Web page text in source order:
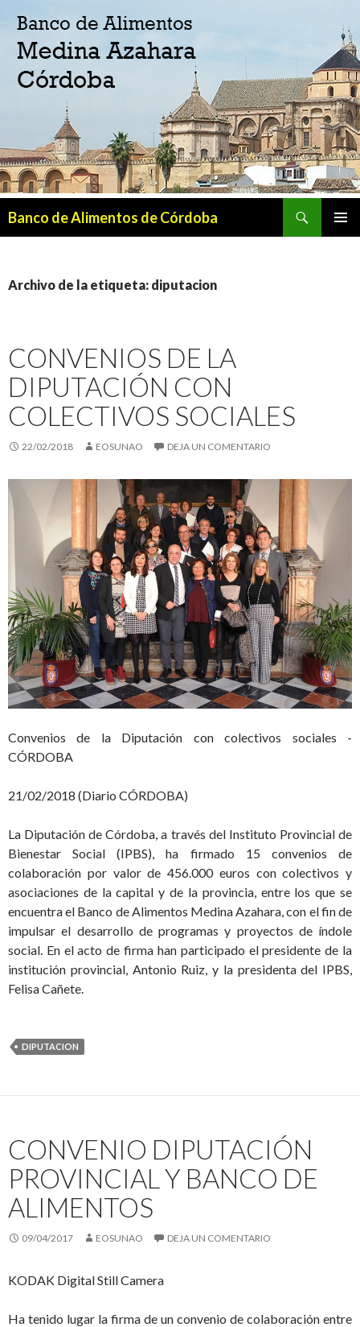
Banco de Alimentos de Córdoba
Archivo de la etiqueta: diputacion
CONVENIOS DE LA
DIPUTACIÓN CON
COLECTIVOS SOCIALES
22/02/2018 EOSUNAO DEJA UN COMENTARIO
Convenios de la Diputación con colectivos sociales -
CÓRDOBA
21/02/2018 (Diario CÓRDOBA)
La Diputación de Córdoba, a través del Instituto Provincial de
Bienestar Social (IPBS), ha firmado 15 convenios de
colaboración por valor de 456.000 euros con colectivos y
asociaciones de la capital y de la provincia, entre los que se
encuentra el Banco de Alimentos Medina Azahara, con el fin de
impulsar el desarrollo de programas y proyectos de índole
social. En el acto de firma han participado el presidente de la
institución provincial, Antonio Ruiz, y la presidenta del IPBS,
Felisa Cañete.
DIPUTACION
CONVENIO DIPUTACIÓN
PROVINCIAL Y BANCO DE
ALIMENTOS
09/04/2017 EOSUNAO DEJA UN COMENTARIO
KODAK Digital Still Camera
Ha tenido lugar la firma de un convenio de colaboración entre